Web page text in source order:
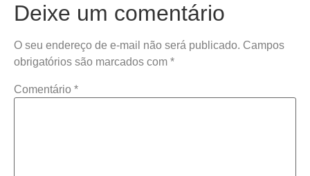
Deixe um comentário
O seu endereço de e-mail não será publicado. Campos
obrigatórios são marcados com *
Comentário *